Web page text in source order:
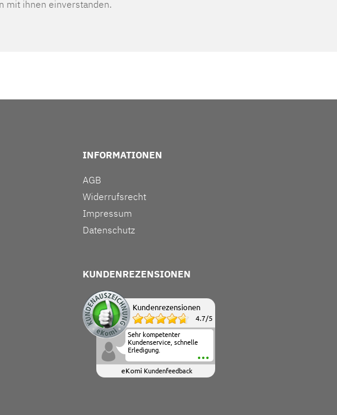
mit ihnen einverstanden.
INFORMATIONEN
AGB
Widerrufsrecht
Impressum
Datenschutz
KUNDENREZENSIONEN
Kundenrezensionen
4.7/5
Sehr kompetenter
Kundenservice, schnelle
Erledigung.
eKomi Kundenfeedback